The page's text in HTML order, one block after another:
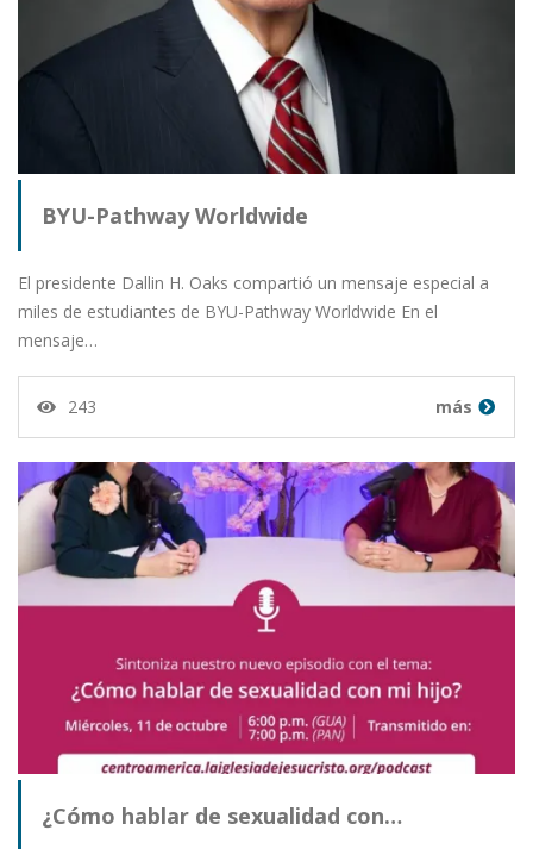
BYU-Pathway Worldwide
El presidente Dallin H. Oaks compartió un mensaje especial a
miles de estudiantes de BYU-Pathway Worldwide En el
mensaje…
243 más
¿Cómo hablar de sexualidad con…